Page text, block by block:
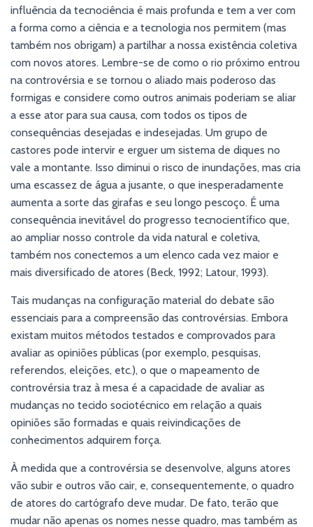
influência da tecnociência é mais profunda e tem a ver com
a forma como a ciência e a tecnologia nos permitem (mas
também nos obrigam) a partilhar a nossa existência coletiva
com novos atores. Lembre-se de como o rio próximo entrou
na controvérsia e se tornou o aliado mais poderoso das
formigas e considere como outros animais poderiam se aliar
a esse ator para sua causa, com todos os tipos de
consequências desejadas e indesejadas. Um grupo de
castores pode intervir e erguer um sistema de diques no
vale a montante. Isso diminui o risco de inundações, mas cria
uma escassez de água a jusante, o que inesperadamente
aumenta a sorte das girafas e seu longo pescoço. É uma
consequência inevitável do progresso tecnocientífico que,
ao ampliar nosso controle da vida natural e coletiva,
também nos conectemos a um elenco cada vez maior e
mais diversificado de atores (Beck, 1992; Latour, 1993).
Tais mudanças na configuração material do debate são
essenciais para a compreensão das controvérsias. Embora
existam muitos métodos testados e comprovados para
avaliar as opiniões públicas (por exemplo, pesquisas,
referendos, eleições, etc.), o que o mapeamento de
controvérsia traz à mesa é a capacidade de avaliar as
mudanças no tecido sociotécnico em relação a quais
opiniões são formadas e quais reivindicações de
conhecimentos adquirem força.
À medida que a controvérsia se desenvolve, alguns atores
vão subir e outros vão cair, e, consequentemente, o quadro
de atores do cartógrafo deve mudar. De fato, terão que
mudar não apenas os nomes nesse quadro, mas também as